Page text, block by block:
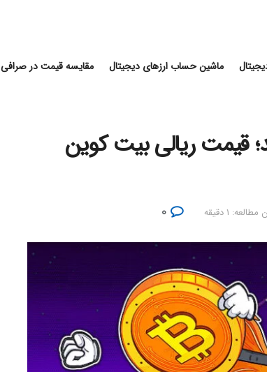
ماشین حساب ارزهای دیجیتال مقایسه قیمت در صرافی
۱۶۷۰۰ دلار رسید؛ قیمت ریالی بیت کوین
۱ دقیقه